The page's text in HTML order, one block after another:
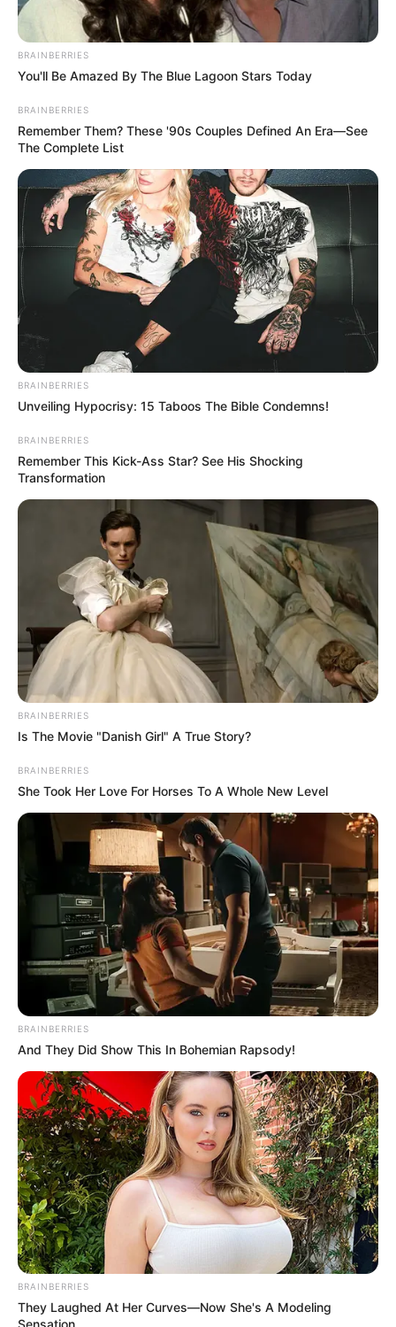
ΚΟΙΝΩΝΙΚΑ ΔΙΚΤΥΑ
FACEBOOK
YOUTUBE ΕΓΓΡΑΦΕΊΤΕ
EMAIL ΑΚΟΛΟΥΘΉΣΤΕ
ΣΠΑΜΕ ΤΟ ΜΑΤΡΙΞ – ΤΟ ΒΙΒΛΙΟ
BRAINBERRIES
You'll Be Amazed By The Blue Lagoon Stars Today
BRAINBERRIES
Remember Them? These '90s Couples Defined An Era—See
The Complete List
BRAINBERRIES
Unveiling Hypocrisy: 15 Taboos The Bible Condemns!
BRAINBERRIES
Remember This Kick-Ass Star? See His Shocking
Transformation
BRAINBERRIES
Is The Movie "Danish Girl" A True Story?
BRAINBERRIES
She Took Her Love For Horses To A Whole New Level
BRAINBERRIES
And They Did Show This In Bohemian Rapsody!
BRAINBERRIES
They Laughed At Her Curves—Now She's A Modeling